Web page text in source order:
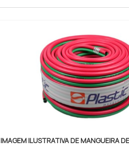
IMAGEM ILUSTRATIVA DE MANGUEIRA